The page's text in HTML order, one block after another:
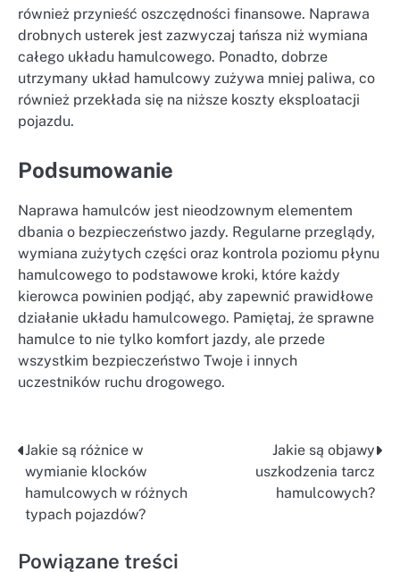
również przynieść oszczędności finansowe. Naprawa
drobnych usterek jest zazwyczaj tańsza niż wymiana
całego układu hamulcowego. Ponadto, dobrze
utrzymany układ hamulcowy zużywa mniej paliwa, co
również przekłada się na niższe koszty eksploatacji
pojazdu.
Podsumowanie
Naprawa hamulców jest nieodzownym elementem
dbania o bezpieczeństwo jazdy. Regularne przeglądy,
wymiana zużytych części oraz kontrola poziomu płynu
hamulcowego to podstawowe kroki, które każdy
kierowca powinien podjąć, aby zapewnić prawidłowe
działanie układu hamulcowego. Pamiętaj, że sprawne
hamulce to nie tylko komfort jazdy, ale przede
wszystkim bezpieczeństwo Twoje i innych
uczestników ruchu drogowego.
Nawigacja
wpisu
Jakie są różnice w
wymianie klocków
hamulcowych w różnych
typach pojazdów?
Jakie są objawy
uszkodzenia tarcz
hamulcowych?
Powiązane treści